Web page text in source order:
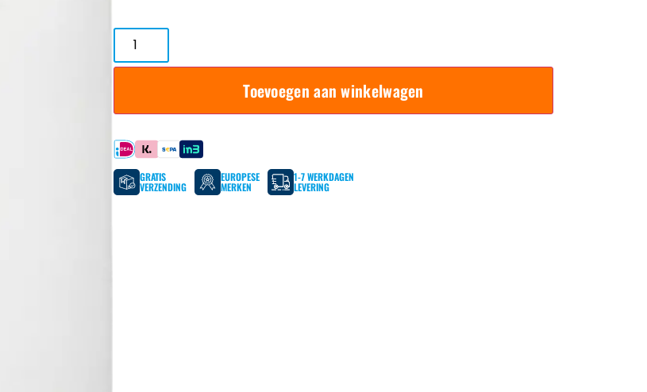
Toevoegen aan winkelwagen
Betaal met
GRATIS
VERZENDING
EUROPESE
MERKEN
1-7 WERKDAGEN
LEVERING